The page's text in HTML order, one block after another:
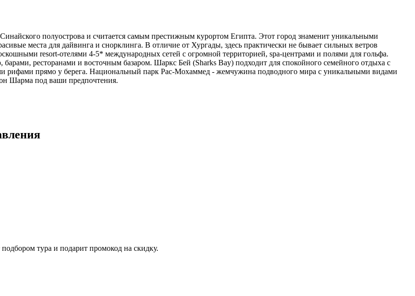
полуострова и считается самым престижным курортом Египта. Этот город знаменит уникальными
места для дайвинга и снорклинга. В отличие от Хургады, здесь практически не бывает сильных ветров
resort-отелями 4-5* международных сетей с огромной территорией, spa-центрами и полями для гольфа.
ресторанами и восточным базаром. Шаркс Бей (Sharks Bay) подходит для спокойного семейного отдыха с
прямо у берега. Национальный парк Рас-Мохаммед - жемчужина подводного мира с уникальными видами
Шарма под ваши предпочтения.
тура и подарит промокод на скидку.